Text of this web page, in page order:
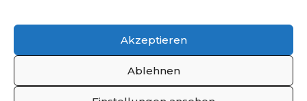
Akzeptieren
Ablehnen